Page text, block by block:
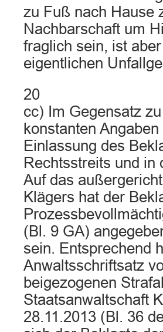
zu Fuß nach Hause
Nachbarschaft um
fraglich sein, ist
eigentlichen
20
cc) Im Gegensatz
konstanten
Einlassung des
Rechtsstreits und in
Auf das
Klägers hat der
(Bl. 9 GA)
sein. Entsprechend
Anwaltsschriftsatz
beigezogenen
Staatsanwaltschaft
28.11.2013 (Bl. 36